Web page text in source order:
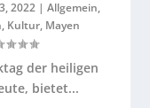
2022 |Allgemein,
, Kultur, Mayen
der heiligen
bietet...